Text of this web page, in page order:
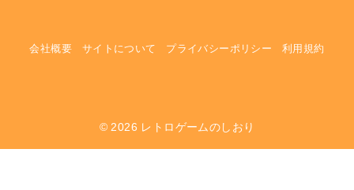
会社概要 サイトについて プライバシーポリシー 利用規約
© 2026 レトロゲームのしおり